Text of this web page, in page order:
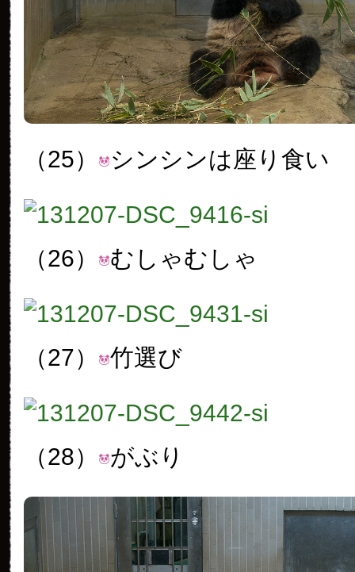
（25） シンシンは座り食い
（26） むしゃむしゃ
（27） 竹選び
（28） がぶり